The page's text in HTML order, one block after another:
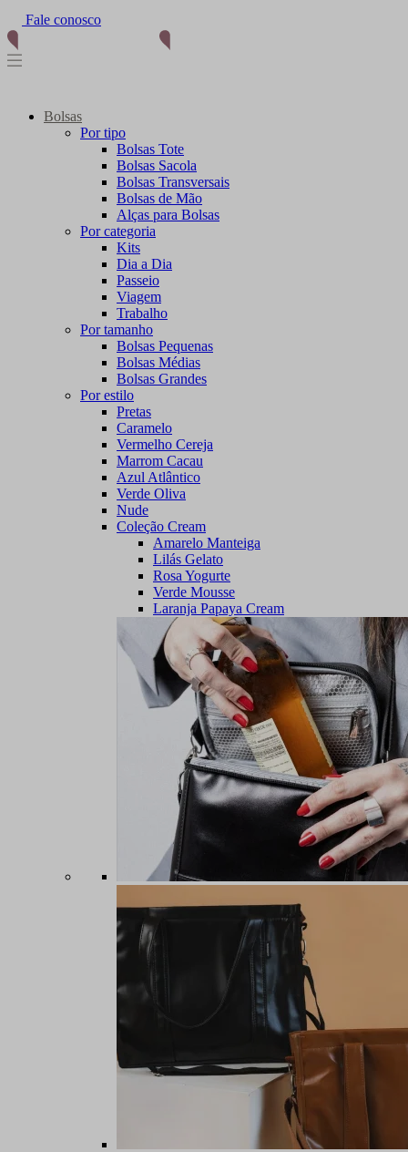
(11) 96012-2976
Bolsas
Por tipo
Bolsas Tote
Bolsas Sacola
Bolsas Transversais
Bolsas de Mão
Alças para Bolsas
Por categoria
Kits
Dia a Dia
Passeio
Viagem
Trabalho
Por tamanho
Bolsas Pequenas
Bolsas Médias
Bolsas Grandes
Por estilo
Pretas
Caramelo
Vermelho Cereja
Marrom Cacau
Azul Atlântico
Verde Oliva
Nude
Coleção Cream
Amarelo Manteiga
Lilás Gelato
Rosa Yogurte
Verde Mousse
Laranja Papaya Cream